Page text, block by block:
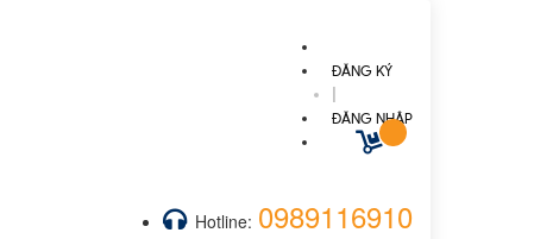
ĐĂNG KÝ
ĐĂNG NHẬP
Hotline: 0989116910